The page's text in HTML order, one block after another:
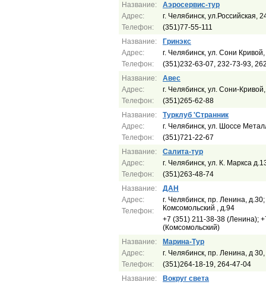
Название:
Адрес:
Телефон:
Аэросервис-тур
г. Челябинск, ул.Российская,
(351)77-55-111
Название:
Адрес:
Телефон:
Гринэкс
г. Челябинск, ул. Сони
(351)232-63-07, 232-73-93,
Название:
Адрес:
Телефон:
Авес
г. Челябинск, ул. Сони-
(351)265-62-88
Название:
Адрес:
Телефон:
Турклуб 'Странник
г. Челябинск, ул. Шоссе
(351)721-22-67
Название:
Адрес:
Телефон:
Салита-тур
г. Челябинск, ул. К. Маркса
(351)263-48-74
Название:
Адрес:
Телефон:
ДАН
г. Челябинск, пр. Ленина,
Комсомольский , д.94
+7 (351) 211-38-38 (Ленина);
(Комсомольский)
Название:
Адрес:
Телефон:
Марина-Тур
г. Челябинск, пр. Ленина, д
(351)264-18-19, 264-47-04
Название:
Вокруг света